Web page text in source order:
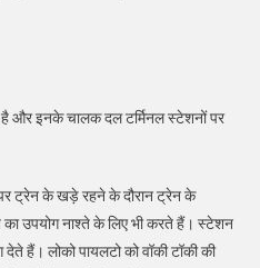
है और इनके चालक दल टर्मिनल स्टेशनों पर
पर ट्रेन के खड़े रहने के दौरान ट्रेन के
उपयोग नाश्ते के लिए भी करते हैं। स्टेशन
हैं। लोको पायलटो को वॉकी टॉकी की